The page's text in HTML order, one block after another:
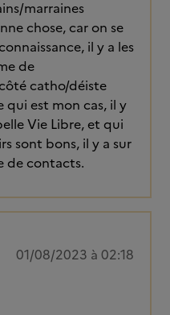
marraines
chose, car on se
il y a les
de
catho/déiste
est mon cas, il y
Vie Libre, et qui
sont bons, il y a sur
de contacts.
01/08/2023 à 02:18